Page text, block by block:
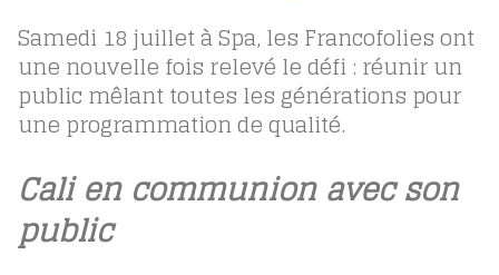
Samedi 18 juillet à Spa, les Francofolies ont
une nouvelle fois relevé le défi : réunir un
public mêlant toutes les générations pour
une programmation de qualité.
Cali en communion avec son
public